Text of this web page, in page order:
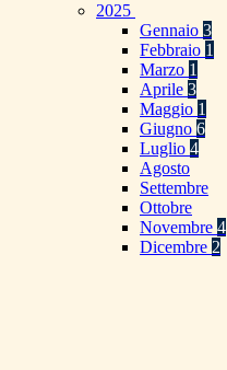
2025
Gennaio 3
Febbraio 1
Marzo 1
Aprile 3
Maggio 1
Giugno 6
Luglio 4
Agosto
Settembre
Ottobre
Novembre 4
Dicembre 2